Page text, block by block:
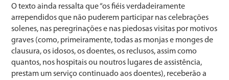
O texto ainda ressalta que “os fiéis verdadeiramente
arrependidos que não puderem participar nas celebrações
solenes, nas peregrinações e nas piedosas visitas por motivos
graves (como, primeiramente, todas as monjas e monges de
clausura, os idosos, os doentes, os reclusos, assim como
quantos, nos hospitais ou noutros lugares de assistência,
prestam um serviço continuado aos doentes), receberão a